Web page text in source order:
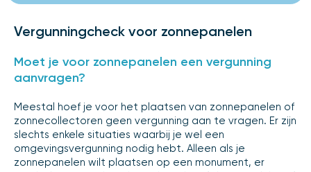
Vergunningcheck voor zonnepanelen
Moet je voor zonnepanelen een vergunning
aanvragen?
Meestal hoef je voor het plaatsen van zonnepanelen of
zonnecollectoren geen vergunning aan te vragen. Er zijn
slechts enkele situaties waarbij je wel een
omgevingsvergunning nodig hebt. Alleen als je
zonnepanelen wilt plaatsen op een monument, er